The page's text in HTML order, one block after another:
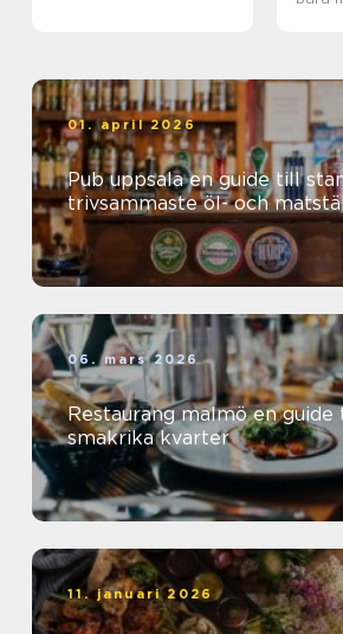
01. april 2026
Pub uppsala en guide till stans
trivsammaste öl- och
06. mars 2026
Restaurang malmö en guide till stadens
smakrika kvarter
11. januari 2026